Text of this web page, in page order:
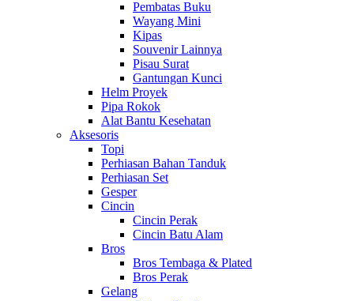
Pembatas Buku
Wayang Mini
Kipas
Souvenir Lainnya
Pisau Surat
Gantungan Kunci
Helm Proyek
Pipa Rokok
Alat Bantu Kesehatan
Aksesoris
Topi
Perhiasan Bahan Tanduk
Perhiasan Set
Gesper
Cincin
Cincin Perak
Cincin Batu Alam
Bros
Bros Tembaga & Plated
Bros Perak
Gelang